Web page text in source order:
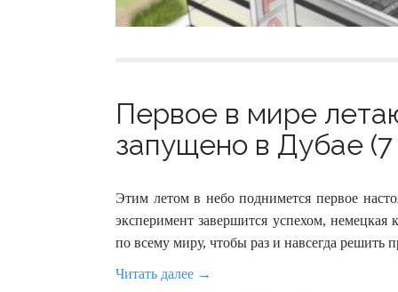
Первое в мире
запущено в Дубае
Этим летом в небо поднимется первое
эксперимент завершится успехом, немецкая
по всему миру, чтобы раз и навсегда решить
Читать далее →